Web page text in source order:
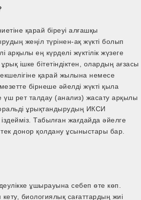
қарай біреуі алғашқы
жеңіл түрінен-ақ жүкті болып
ең күрделі жүктілік жүзеге
ішке бітетіндіктен, олардың ағзасы
қарай жылына немесе
бірнеше әйелді жүкті қыла
үш рет талдау (анализ) жасату арқылы
ұрықтандырудың ИКСИ
Табылған жағдайда әйелге
донор қолдану ұсыныстары бар.
ұшырауына себеп өте көп.
биологиялық сағаттардың жиі